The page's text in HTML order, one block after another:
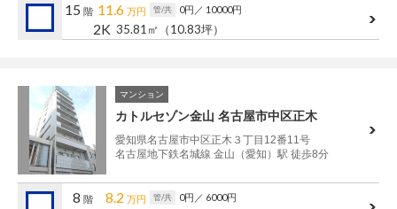
15 階 11.6 万円 管/共 0円 ／ 10000円
2K 35.81㎡ （10.83坪）
マンション
カトルセゾン金山 名古屋市中区正木
愛知県名古屋市中区正木３丁目12番11号
名古屋地下鉄名城線 金山（愛知）駅 徒歩8分
8 階 8.2 万円 管/共 0円 ／ 6000円